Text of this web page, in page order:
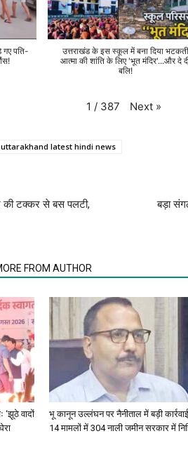
पति-
उत्तराखंड के इस स्कूल में बना दिया भटकती
आत्मा की शांति के लिए 'भूत मंदिर'...और दे
बलि!
1 / 387 Next »
uttarakhand latest hindi news
की टक्कर से बस पलटी,
बड़ा
FROM AUTHOR
‘झूठे वादों
भू कानून उल्लंघन पर नैनीताल में बड़ी
14 मामलों में 304 नाली जमीन सरकार में